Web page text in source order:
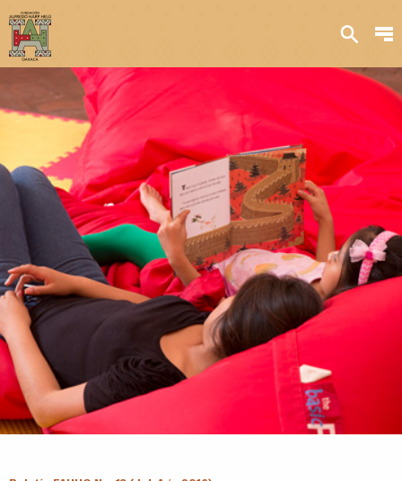
Sobre nosotros
Transparencia
Qué hacemos
Iniciativas
Acervos y
colecciones
Contacto